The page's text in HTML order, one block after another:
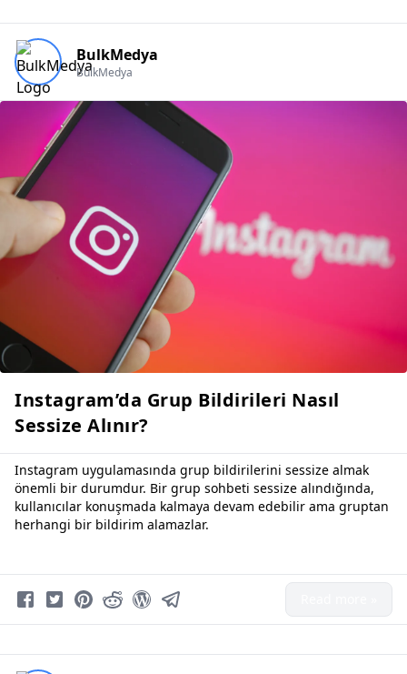
BulkMedya
BulkMedya
Instagram’da Grup Bildirileri Nasıl
Sessize Alınır?
Instagram uygulamasında grup bildirilerini sessize almak
önemli bir durumdur. Bir grup sohbeti sessize alındığında,
kullanıcılar konuşmada kalmaya devam edebilir ama gruptan
herhangi bir bildirim alamazlar.